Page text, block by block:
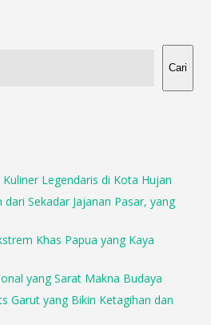
Cari
Legendaris di Kota Hujan
Sekadar Jajanan Pasar, yang
Khas Papua yang Kaya
yang Sarat Makna Budaya
Garut yang Bikin Ketagihan dan